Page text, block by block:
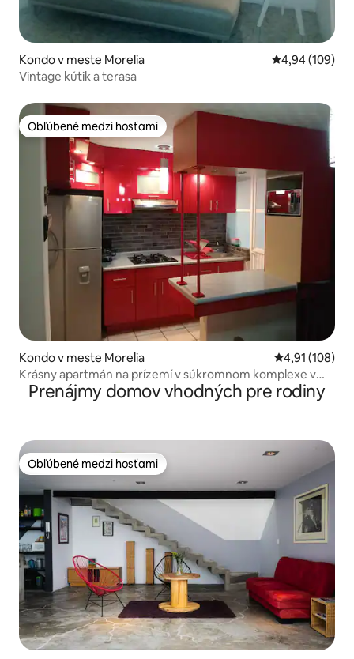
Kondo v meste Morelia Priemerné
4,94 (109)
Vintage kútik a terasa
Obľúbené medzi hosťami
Obľúbené medzi hosťami
Kondo v meste Morelia Priemerné
4,91 (108)
Krásny apartmán na prízemí v súkromnom komplexe v
Morelii.
Prenájmy domov vhodných pre rodiny
Obľúbené medzi hosťami
Obľúbené medzi hosťami